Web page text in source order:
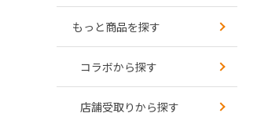
もっと商品を探す
コラボから探す
店舗受取りから探す